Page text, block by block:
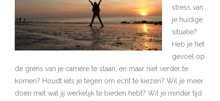
stress van
je huidige
situatie?
Heb je het
gevoel op
de grens van je carrière te staan, en maar niet verder te
komen? Houdt iets je tegen om echt te kiezen? Wil je meer
doen met wat jij werkelijk te bieden hebt? Wil je minder tijd